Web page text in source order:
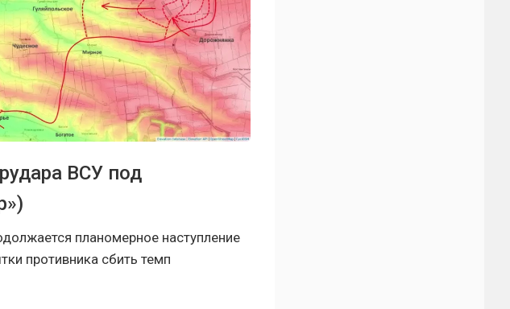
ВСУ под
планомерное наступление
противника сбить темп